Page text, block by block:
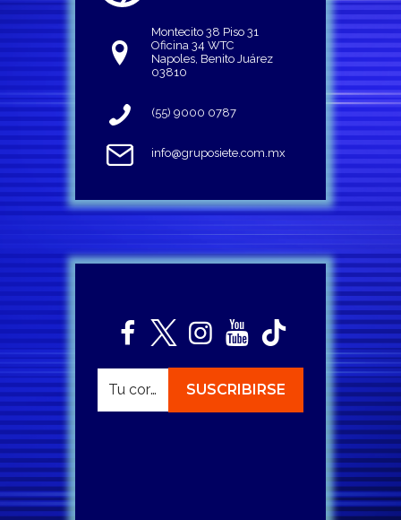
Montecito 38 Piso 31
Oficina 34 WTC
Napoles, Benito Juárez
03810
(55) 9000 0787
info@gruposiete.com.mx